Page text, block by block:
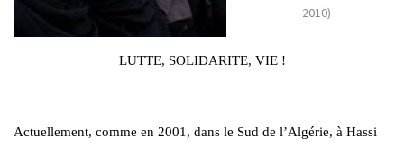
2010)
LUTTE, SOLIDARITE, VIE !
Actuellement, comme en 2001, dans le Sud de l’Algérie, à Hassi